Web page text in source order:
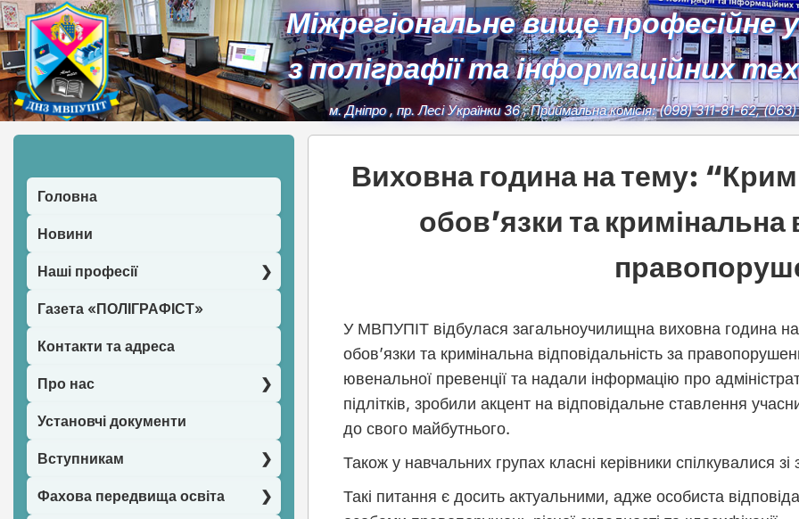
Міжрегіональне вище професійне
з поліграфії та інформаційних
м. Дніпро,пр. Лесі Українки 36, Приймальна комісія:(098) 311-81-62,
Головна
Новини
Наші професії
Газета «ПОЛІГРАФІСТ»
Контакти та адреса
Про нас
Установчі документи
Вступникам
Фахова передвища освіта
Виховна година на тему:
обов’язки та кримінальна
У МВПУПІТ відбулася загальноучилищна виховна година
обов’язки та кримінальна відповідальність за
ювенальної превенції та надали інформацію про
підлітків, зробили акцент на відповідальне ставлення
до свого майбутнього.
Також у навчальних групах класні керівники спілкувалися
Такі питання є досить актуальними, адже особиста